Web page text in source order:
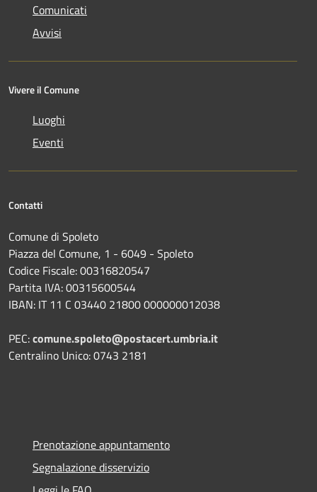
Comunicati
Avvisi
Vivere il Comune
Luoghi
Eventi
Contatti
Comune di Spoleto
Piazza del Comune, 1 - 6049 - Spoleto
Codice Fiscale: 00316820547
Partita IVA: 00315600544
IBAN: IT 11 C 03440 21800 000000012038
PEC:comune.spoleto@postacert.umbria.it
Centralino Unico: 0743 2181
Prenotazione appuntamento
Segnalazione disservizio